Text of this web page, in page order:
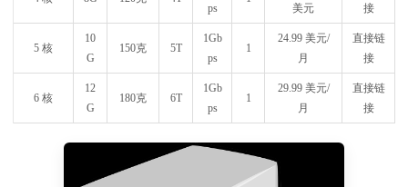
ps
美元
接
5 核
10
G
150克 5T
1Gb
ps
1
24.99 美元/
月
直接链
接
6 核
12
G
180克 6T
1Gb
ps
1
29.99 美元/
月
直接链
接